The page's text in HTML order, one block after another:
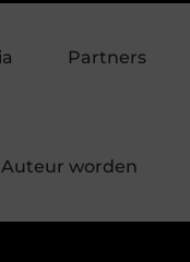
Partners
Auteur worden